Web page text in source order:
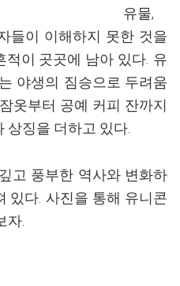
유물,
들이 이해하지 못한 것을
이 곳곳에 남아 있다. 유
야생의 짐승으로 두려움
옷부터 공예 커피 잔까지
상징을 더하고 있다.
고 풍부한 역사와 변화하
있다. 사진을 통해 유니콘
자.